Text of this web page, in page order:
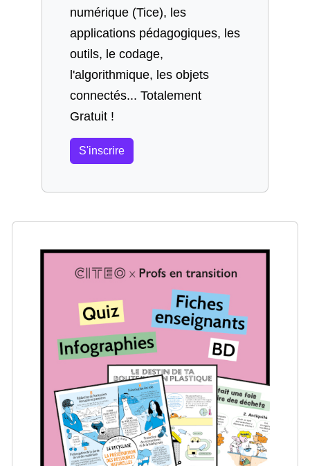
numérique (Tice), les
applications pédagogiques, les
outils, le codage,
l'algorithmique, les objets
connectés... Totalement
Gratuit !
S'inscrire